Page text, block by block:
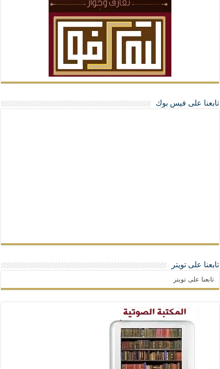
تابعنا على فيس بوك
تابعنا على تويتر
تابعنا على تويتر